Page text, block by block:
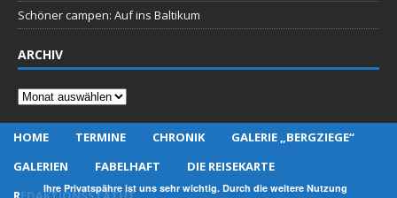
Schöner campen: Auf ins Baltikum
ARCHIV
Archiv
HOME TERMINE CHRONIK
GALERIE „BERGZIEGE“
GALERIEN
FABELHAFT
DIE REISEKARTE
Ihre Privatspähre ist uns sehr wichtig. Durch die weitere Nutzung